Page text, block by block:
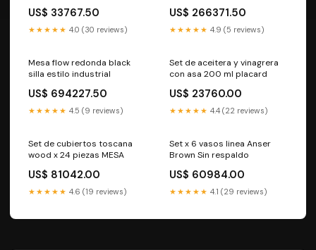
US$ 33767.50
★★★★★ 4.0 (30 reviews)
US$ 266371.50
★★★★★ 4.9 (5 reviews)
Mesa flow redonda black
silla estilo industrial
US$ 694227.50
★★★★★ 4.5 (9 reviews)
Set de aceitera y vinagrera
con asa 200 ml placard
US$ 23760.00
★★★★★ 4.4 (22 reviews)
Set de cubiertos toscana
wood x 24 piezas MESA
US$ 81042.00
★★★★★ 4.6 (19 reviews)
Set x 6 vasos linea Anser
Brown Sin respaldo
US$ 60984.00
★★★★★ 4.1 (29 reviews)